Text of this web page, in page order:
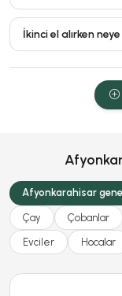
İkinci el alırken
Afyonkarahisar
Çay Çobanlar
Evciler Hocalar